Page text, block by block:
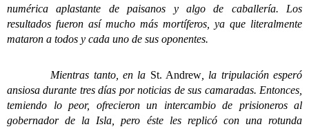
numérica aplastante de paisanos y algo de caballería. Los
resultados fueron así mucho más mortíferos, ya que literalmente
mataron a todos y cada uno de sus oponentes.
Mientras tanto, en la St. Andrew , la tripulación esperó
ansiosa durante tres días por noticias de sus camaradas. Entonces,
temiendo lo peor, ofrecieron un intercambio de prisioneros al
gobernador de la Isla, pero éste les replicó con una rotunda